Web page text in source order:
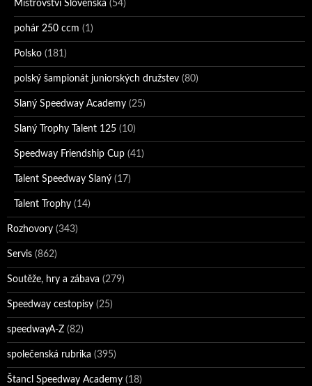
Mistrovství Slovenska (54)
pohár 250 ccm (1)
Polsko (181)
polský šampionát juniorských družstev (80)
Slaný Speedway Academy (25)
Slaný Trophy Talent 125 (10)
Speedway Friendship Cup (41)
Talent Speedway Slaný (17)
Talent Trophy (14)
Rozhovory (343)
Servis (862)
Soutěže, hry a zábava (279)
Speedway cestopisy (25)
speedwayA-Z (82)
společenská rubrika (395)
Štancl Speedway Academy (18)